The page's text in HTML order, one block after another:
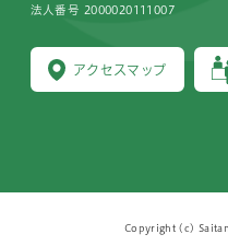
アクセスマップ
法人番号 2000020111007
Copyright (c)